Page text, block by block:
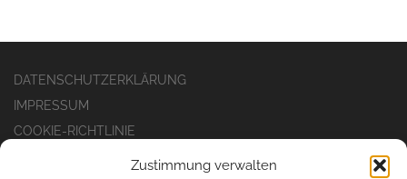
Zustimmung verwalten
DATENSCHUTZERKLÄRUNG
IMPRESSUM
COOKIE-RICHTLINIE